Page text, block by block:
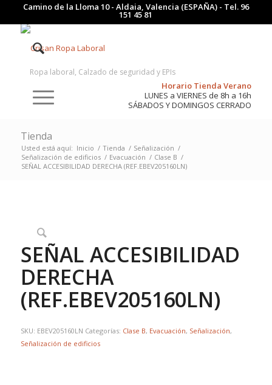
Camino de la Lloma 10 - Aldaia, Valencia (ESPAÑA) - Tel. 96
151 45 81
Ropa laboral, Calzado de seguridad y EPIs
Horario Tienda Verano
LUNES a VIERNES de 8h a 16h
SÁBADOS Y DOMINGOS CERRADO
Tienda
Usted está aquí: Inicio / Tienda / Señalización /
Señalización de edificios / Evacuación / Clase B /
SEÑAL ACCESIBILIDAD DERECHA (REF.EBEV205160LN)
SEÑAL ACCESIBILIDAD
DERECHA
(REF.EBEV205160LN)
SKU: EBEV205160LN Categorías: Clase B, Evacuación, Señalización,
Señalización de edificios